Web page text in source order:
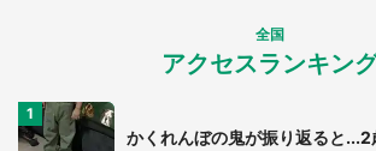
全国
アクセスランキン
かくれんぼの鬼が振り返ると